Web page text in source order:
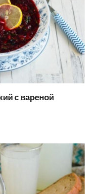
с вареной